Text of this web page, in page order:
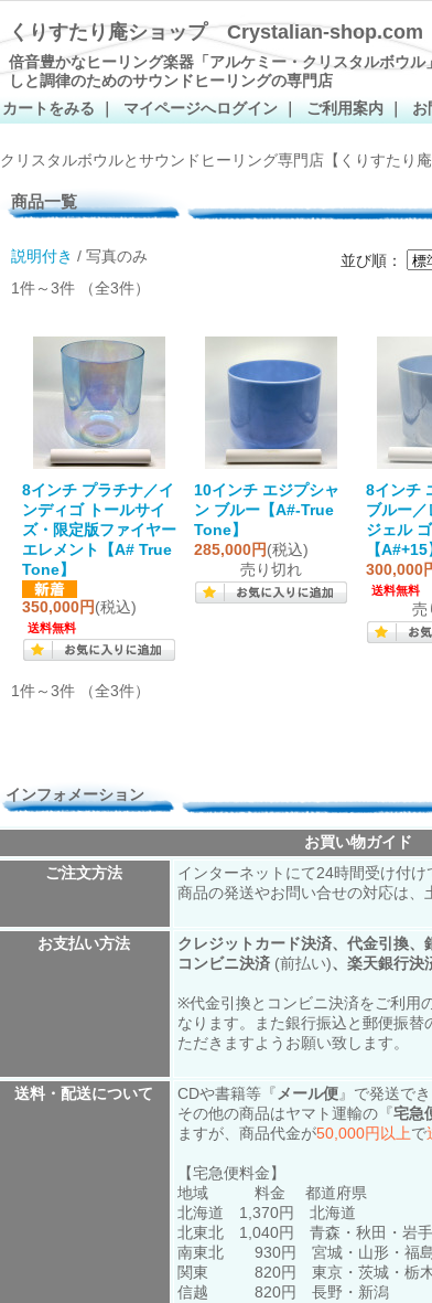
くりすたり庵ショップ Crystalian-shop.com
倍音豊かなヒーリング楽器「アルケミー・クリスタルボウル
しと調律のためのサウンドヒーリングの専門店
カートをみる
マイページへログイン ご利用案内 お
クリスタルボウルとサウンドヒーリング専門店【くりすたり庵
商品一覧
並び順：
説明付き / 写真のみ
1件～3件 （全3件）
8インチ プラチナ／イ
ンディゴ トールサイ
ズ・限定版ファイヤー
エレメント【A# True
Tone】
350,000円 (税込)
送料無料
10インチ エジプシャ
ン ブルー【A#-True
Tone】
285,000円 (税込)
売り切れ
8インチ
ブルー
ジェル
【A#+15
300,000
送料無料
売
1件～3件 （全3件）
インフォメーション
お買い物ガイド
ご注文方法
インターネットにて24時間受け付け
商品の発送やお問い合せの対応は、
お支払い方法 クレジットカード決済、代金引換、
コンビニ決済 (前払い)、楽天銀行決
※代金引換とコンビニ決済をご利用
なります。また銀行振込と郵便振
ただきますようお願い致します。
送料・配送について CDや書籍等『 メール便』で発送で
その他の商品はヤマト運輸の『宅急
ますが、商品代金が50,000円以上で
【宅急便料金】
地域 料金 都道府県
北海道 1,370円 北海道
北東北 1,040円 青森・秋田・岩手
南東北 930円 宮城・山形・福
関東 820円 東京・茨城・栃木・
信越 820円 長野・新潟